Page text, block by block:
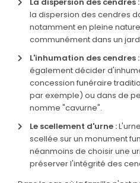
la dispersion des cendres
notamment en pleine
communément dans un
L'inhumation des cendres :
également décider
concession funéraire
par exemple) ou dans de
nomme "cavurne".
Le scellement d'urne :
scellée sur un monument
néanmoins de choisir une
préserver l'intégrité des